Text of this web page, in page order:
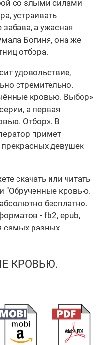
со злыми силами.
устраивать
а ужасная
Богиня, она же
отбора.
удовольствие,
стремительно.
кровью. Выбор»
а первая
Отбор». В
примет
девушек
скачать или читать
"Обрученные кровью.
бесплатно.
- fb2, epub,
самых разных
КРОВЬЮ.